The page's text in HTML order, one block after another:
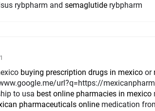
rybpharm andsemaglutide rybpharm
buying prescription drugs in mexico or
to usa best online pharmacies in mexico
pharmaceuticals online medication